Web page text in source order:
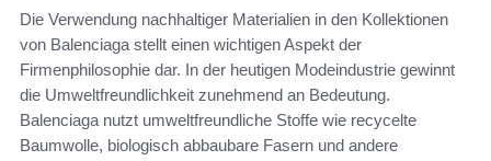
Die Verwendung nachhaltiger Materialien in den Kollektionen
von Balenciaga stellt einen wichtigen Aspekt der
Firmenphilosophie dar. In der heutigen Modeindustrie gewinnt
die Umweltfreundlichkeit zunehmend an Bedeutung.
Balenciaga nutzt umweltfreundliche Stoffe wie recycelte
Baumwolle, biologisch abbaubare Fasern und andere